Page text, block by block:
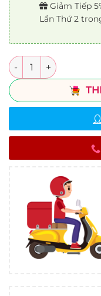
Giảm Tiếp
Lần Thứ 2
Số lượng